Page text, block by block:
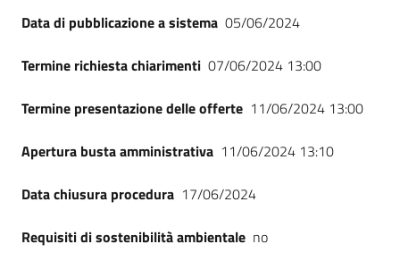
Data di pubblicazione a sistema 05/06/2024
Termine richiesta chiarimenti 07/06/2024 13:00
Termine presentazione delle offerte 11/06/2024 13:00
Apertura busta amministrativa 11/06/2024 13:10
Data chiusura procedura 17/06/2024
Requisiti di sostenibilità ambientale no